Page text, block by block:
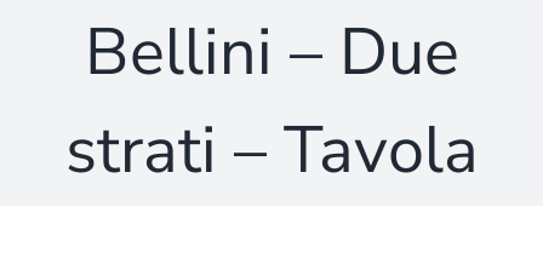
Bellini – Due
strati – Tavola